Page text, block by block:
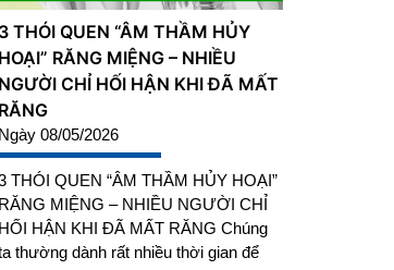
3 THÓI QUEN “ÂM THẦM HỦY
HOẠI” RĂNG MIỆNG – NHIỀU
NGƯỜI CHỈ HỐI HẬN KHI ĐÃ MẤT
RĂNG
Ngày 08/05/2026
THÓI QUEN “ÂM THẦM HỦY HOẠI”
RĂNG MIỆNG – NHIỀU NGƯỜI CHỈ
HỐI HẬN KHI ĐÃ MẤT RĂNG Chúng
thường dành rất nhiều thời gian để